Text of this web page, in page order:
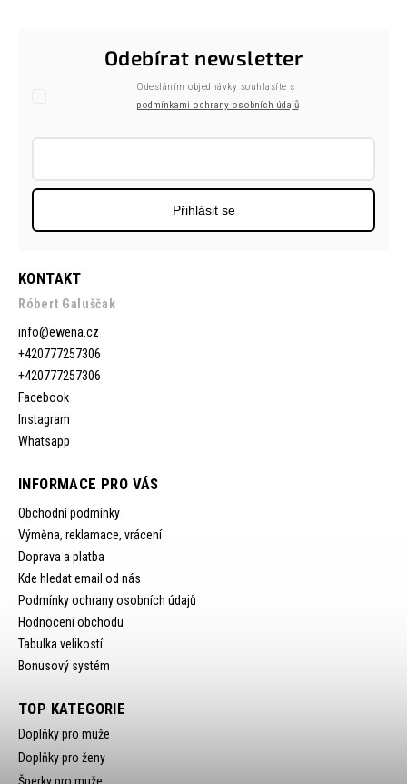
KONTAKT
Róbert Galuščak
info@ewena.cz
+420777257306
+420777257306
Facebook
Instagram
Whatsapp
INFORMACE PRO VÁS
Obchodní podmínky
Výměna, reklamace, vrácení
Doprava a platba
Kde hledat email od nás
Podmínky ochrany osobních údajů
Hodnocení obchodu
Tabulka velikostí
Bonusový systém
Odebírat newsletter
Odesláním objednávky souhlasíte s
podmínkami ochrany osobních údajů
Přihlásit se
TOP KATEGORIE
Doplňky pro muže
Doplňky pro ženy